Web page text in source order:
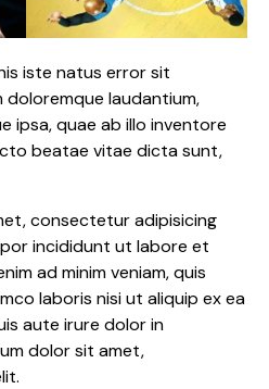
iste natus error sit
laudantium,
ipsa, quae ab illo inventore
beatae vitae dicta sunt,
consectetur adipisicing
incididunt ut labore et
ad minim veniam, quis
laboris nisi ut aliquip ex ea
aute irure dolor in
dolor sit amet,